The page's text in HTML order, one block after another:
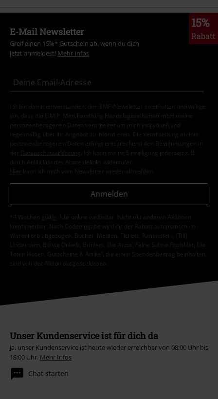
15%
Rabatt
E-Mail Newsletter
Greif einen 15%* Gutschein ab, wenn du dich
jetzt anmeldest! Mehr Infos
Ich bin damit einverstanden, den EMP-Newsletter zu erhalten und willige
ein, dass die E.M.P. Merchandising Handelsgesellschaft mbH meine
personenbezogenen Daten verarbeitet um mich individuell und
regelmäßig über ihr Angebot zu informieren. Die Verarbeitung meiner
personenbezogenen Daten erfolgt entsprechend den Bestimmungen in
der
Datenschutzerklärung
. Ich kann meine Einwilligung jederzeit z. B.
durch Anklicken des Abmeldelinks widerrufen.
Hier kann ich mich vom Newsletter wieder abmelden.
Anmelden
*4 Wochen gültig. Nur online einlösbar. Nicht mit anderen Aktionen
kombinierbar. Nach Codeeingabe wird dir der Rabatt automatisch im
Warenkorb abgezogen. Bücher, Medien, Tickets, Rammstein, (Till)
Lindemann, Böhse Onkelz, Broilers, Die Ärzte, Feine Sahne Fischfilet, Die
Toten Hosen, Gutscheine & Artikel, die einen Spendenbeitrag beinhalten,
sind von der Aktion ausgeschlossen.
Unser Kundenservice ist für dich da
Ja, unser Kundenservice ist heute wieder erreichbar von 08:00 Uhr bis
18:00 Uhr. Mehr Infos
Chat starten